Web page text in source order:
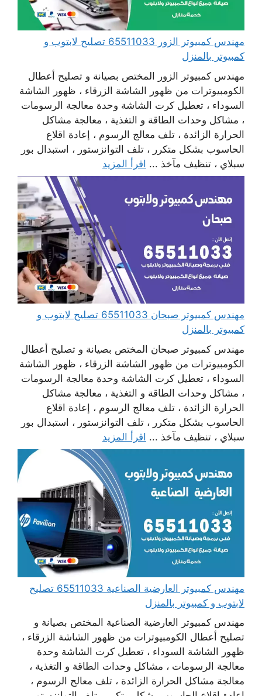
مهندس كمبيوتر الزور 65511033 تصليح لابتوب و
كمبيوتر بالمنزل
مهندس كمبيوتر الزور المختص بصيانة و تصليح أعطال
الكومبيوترات من ظهور الشاشة الزرقاء ، ظهور الشاشة
السوداء ، تعطيل كرت الشاشة وحدة معالجة الرسومات
، مشاكل وحدات الطاقة و التغذية ، معالجة مشاكل
الحرارة الزائدة ، تلف معالج الرسوم ، إعادة اقلاع
الحاسوب بشكل متكرر ، تلف التوانزستور ، استبدال بور
سبلاي ، تنظيف مآخذ ... اقرأ المزيد
مهندس كمبيوتر صبحان 65511033 تصليح لابتوب و
كمبيوتر بالمنزل
مهندس كمبيوتر صبحان المختص بصيانة و تصليح أعطال
الكومبيوترات من ظهور الشاشة الزرقاء ، ظهور الشاشة
السوداء ، تعطيل كرت الشاشة وحدة معالجة الرسومات
، مشاكل وحدات الطاقة و التغذية ، معالجة مشاكل
الحرارة الزائدة ، تلف معالج الرسوم ، إعادة اقلاع
الحاسوب بشكل متكرر ، تلف التوانزستور ، استبدال بور
سبلاي ، تنظيف مآخذ ... اقرأ المزيد
مهندس كمبيوتر العارضية الصناعية 65511033 تصليح
لابتوب و كمبيوتر بالمنزل
مهندس كمبيوتر العارضية الصناعية المختص بصيانة و
تصليح أعطال الكومبيوترات من ظهور الشاشة الزرقاء ،
ظهور الشاشة السوداء ، تعطيل كرت الشاشة وحدة
معالجة الرسومات ، مشاكل وحدات الطاقة و التغذية ،
معالجة مشاكل الحرارة الزائدة ، تلف معالج الرسوم ،